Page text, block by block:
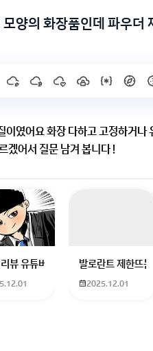
양의 화장품인데 파우더
였어요 화장 다하고 고정하거
겠어서 질문 남겨 봅니다 !
제 내신이 5등급제 기준으로
스 터미널에서 롯데월드로 갈 수 있
뷰 유튜버 찾아주세요ㅠㅠ 무슨 검
발로란트 제한뜨
2025.12.01